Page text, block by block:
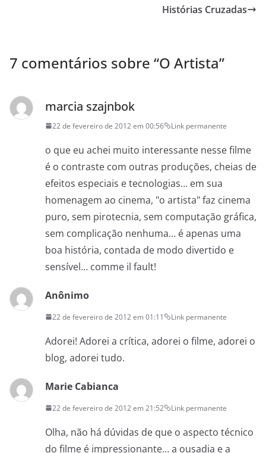
Histórias Cruzadas
7 comentários sobre “O Artista”
marcia szajnbok
22 de fevereiro de 2012 em 00:56 Link permanente
o que eu achei muito interessante nesse filme
é o contraste com outras produções, cheias de
efeitos especiais e tecnologias… em sua
homenagem ao cinema, "o artista" faz cinema
puro, sem pirotecnia, sem computação gráfica,
sem complicação nenhuma… é apenas uma
boa história, contada de modo divertido e
sensível… comme il fault!
Anônimo
22 de fevereiro de 2012 em 01:11 Link permanente
Adorei! Adorei a crítica, adorei o filme, adorei o
blog, adorei tudo.
Marie Cabianca
22 de fevereiro de 2012 em 21:52 Link permanente
Olha, não há dúvidas de que o aspecto técnico
do filme é impressionante… a ousadia e a